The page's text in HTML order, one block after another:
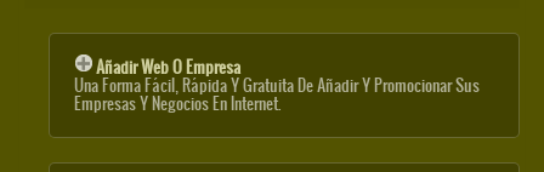
Añadir Web O Empresa
Una Forma Fácil, Rápida Y Gratuita De Añadir Y Promocionar Sus
Empresas Y Negocios En Internet.